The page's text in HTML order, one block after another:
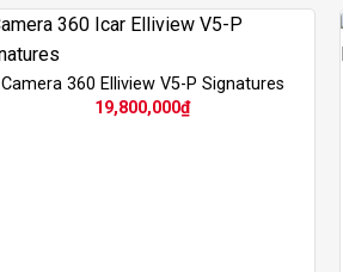
Camera 360 Elliview V5-P Signatures
19,800,000₫